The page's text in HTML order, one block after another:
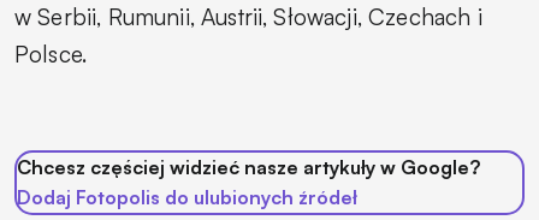
w Serbii, Rumunii, Austrii, Słowacji, Czechach i
Polsce.
Chcesz częściej widzieć nasze artykuły w Google?
Dodaj Fotopolis do ulubionych źródeł